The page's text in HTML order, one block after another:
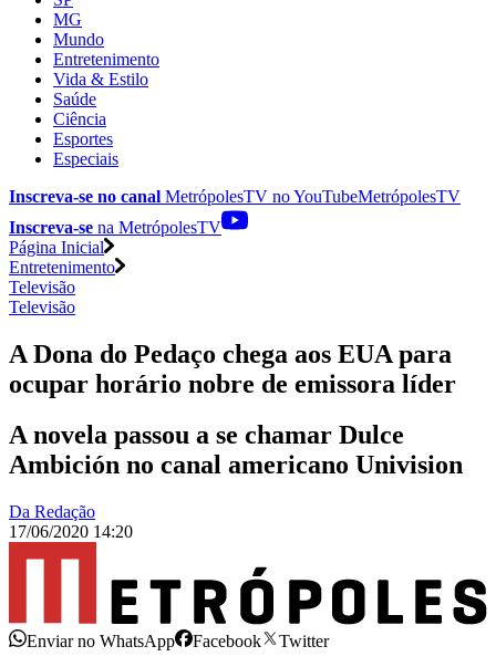
MG
Mundo
Entretenimento
Vida & Estilo
Saúde
Ciência
Esportes
Especiais
Inscreva-se no canal MetrópolesTV noYouTubeMetrópolesTV
Inscreva-se na MetrópolesTV
Página Inicial
Entretenimento
Televisão
Televisão
A Dona do Pedaço chega aos EUA para
ocupar horário nobre de emissora líder
A novela passou a se chamar Dulce
Ambición no canal americano Univision
Da Redação
17/06/2020 14:20
Enviar no WhatsApp Facebook
Twitter